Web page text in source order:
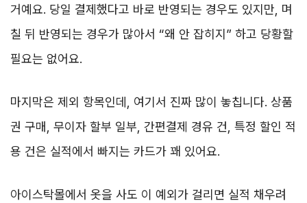
거예요. 당일 결제했다고 바로 반영되는 경우도 있지만, 며
칠 뒤 반영되는 경우가 많아서 “왜 안 잡히지” 하고 당황할
필요는 없어요.
마지막은 제외 항목인데, 여기서 진짜 많이 놓칩니다. 상품
권 구매, 무이자 할부 일부, 간편결제 경유 건, 특정 할인 적
용 건은 실적에서 빠지는 카드가 꽤 있어요.
아이스탁몰에서 옷을 사도 이 예외가 걸리면 실적 채우려